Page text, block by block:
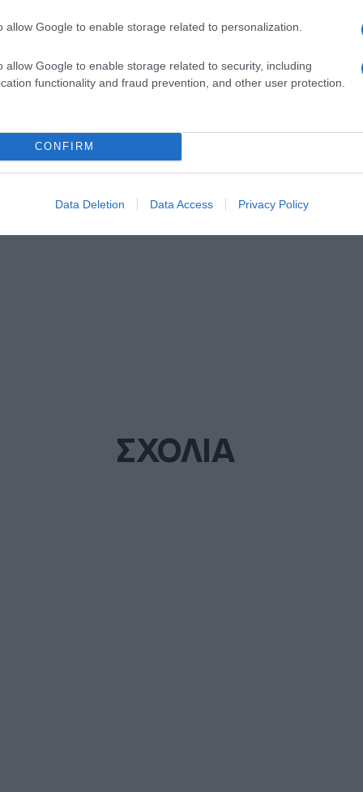
allow Google to enable storage related to personalization.
allow Google to enable storage related to security, including
functionality and fraud prevention, and other user protection.
CONFIRM
Data Deletion Data Access Privacy Policy
στην πρώτη γραμμή ενός
Newsκαι μάθετε πρώτοι όλες τις ειδήσεις
ΣΧΟΛΙΑ